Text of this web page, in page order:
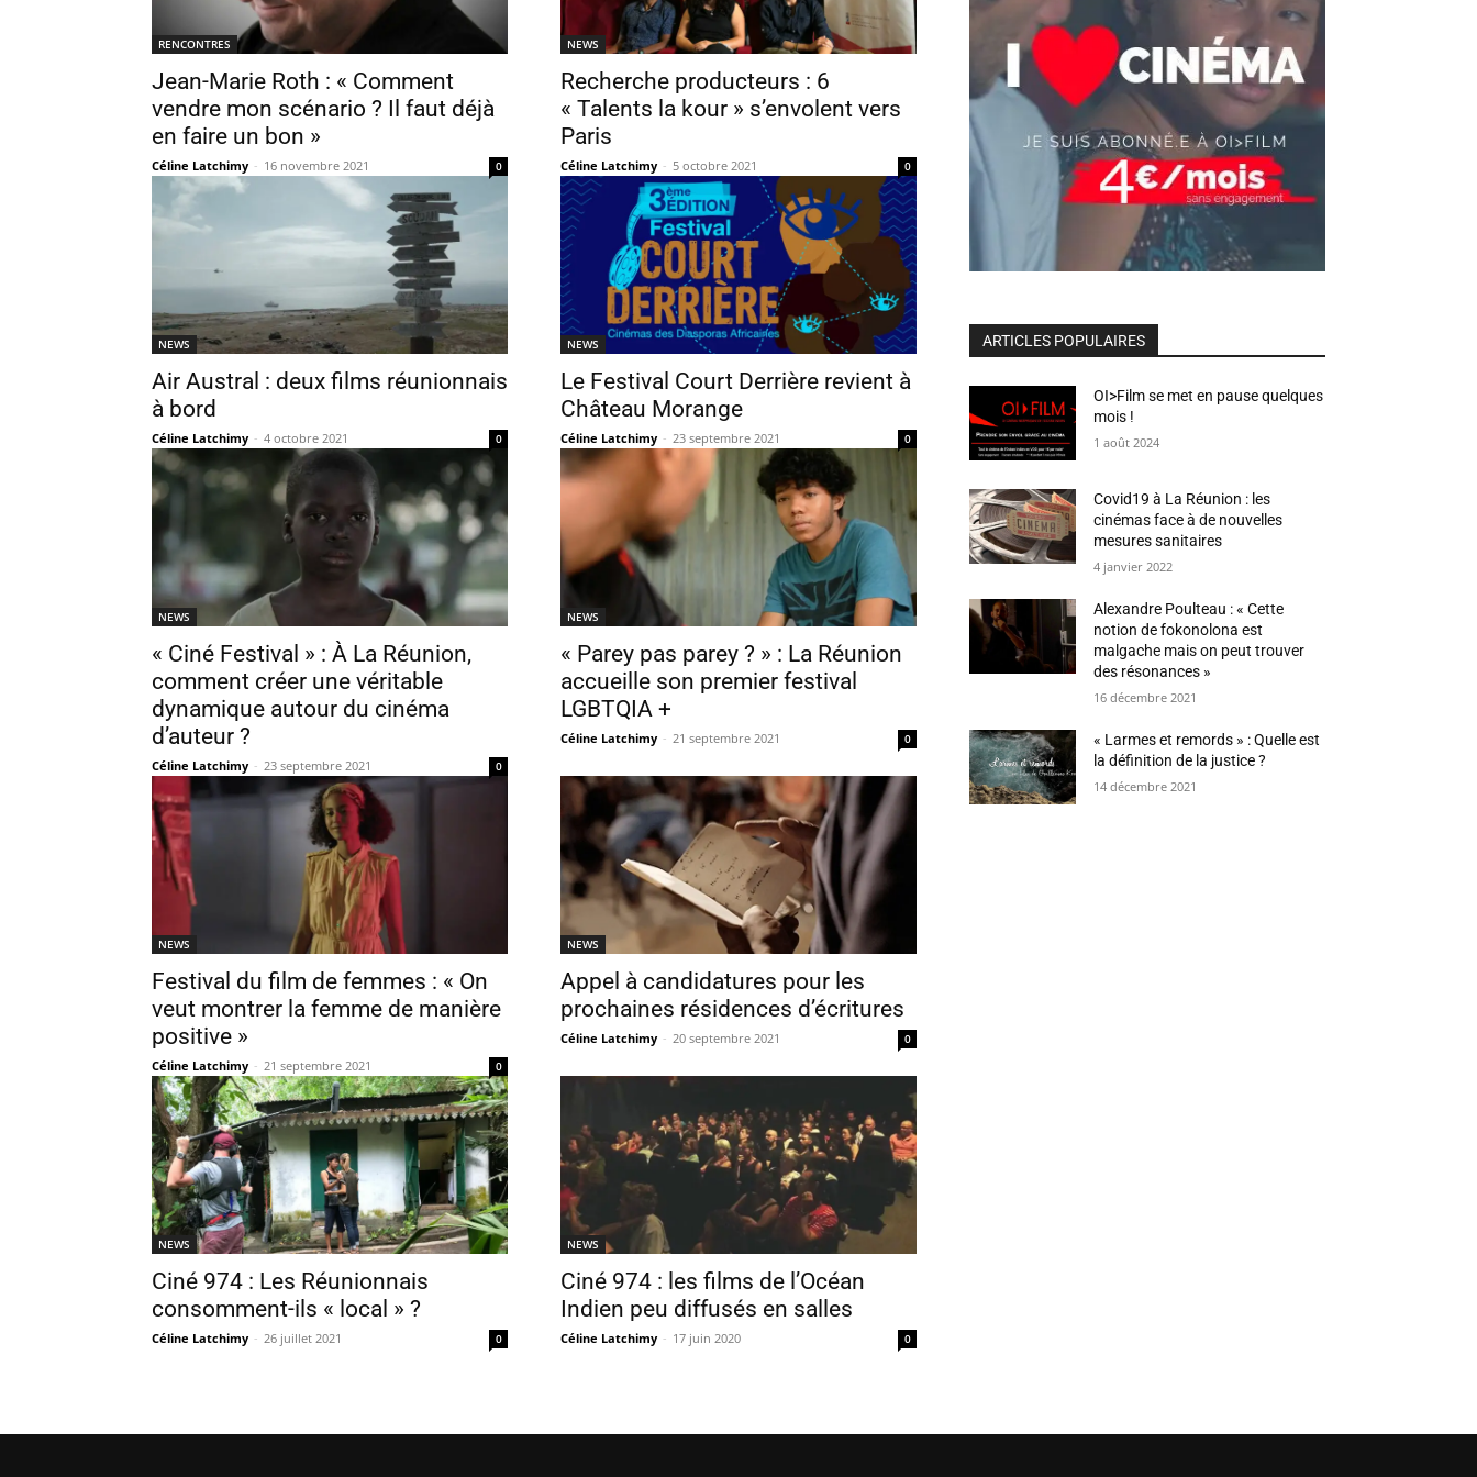
RENCONTRES
Jean-Marie Roth : « Comment
vendre mon scénario ? Il faut déjà
en faire un bon »
Céline Latchimy - 16 novembre 2021 0
NEWS
Recherche producteurs : 6
« Talents la kour » s’envolent vers
Paris
Céline Latchimy - 5 octobre 2021 0
NEWS
Air Austral : deux films réunionnais
à bord
Céline Latchimy - 4 octobre 2021 0
NEWS
Le Festival Court Derrière revient à
Château Morange
Céline Latchimy - 23 septembre 2021 0
NEWS
« Ciné Festival » : À La Réunion,
comment créer une véritable
dynamique autour du cinéma
d’auteur ?
Céline Latchimy - 23 septembre 2021 0
NEWS
« Parey pas parey ? » : La Réunion
accueille son premier festival
LGBTQIA +
Céline Latchimy - 21 septembre 2021 0
NEWS
Festival du film de femmes : « On
veut montrer la femme de manière
positive »
Céline Latchimy - 21 septembre 2021 0
NEWS
Appel à candidatures pour les
prochaines résidences d’écritures
Céline Latchimy - 20 septembre 2021 0
NEWS
Ciné 974 : Les Réunionnais
consomment-ils « local » ?
Céline Latchimy - 26 juillet 2021 0
NEWS
Ciné 974 : les films de l’Océan
Indien peu diffusés en salles
Céline Latchimy - 17 juin 2020 0
ARTICLES POPULAIRES
OI>Film se met en pause quelques
mois !
1 août 2024
Covid19 à La Réunion : les
cinémas face à de nouvelles
mesures sanitaires
4 janvier 2022
Alexandre Poulteau : « Cette
notion de fokonolona est
malgache mais on peut trouver
des résonances »
16 décembre 2021
« Larmes et remords » : Quelle est
la définition de la justice ?
14 décembre 2021